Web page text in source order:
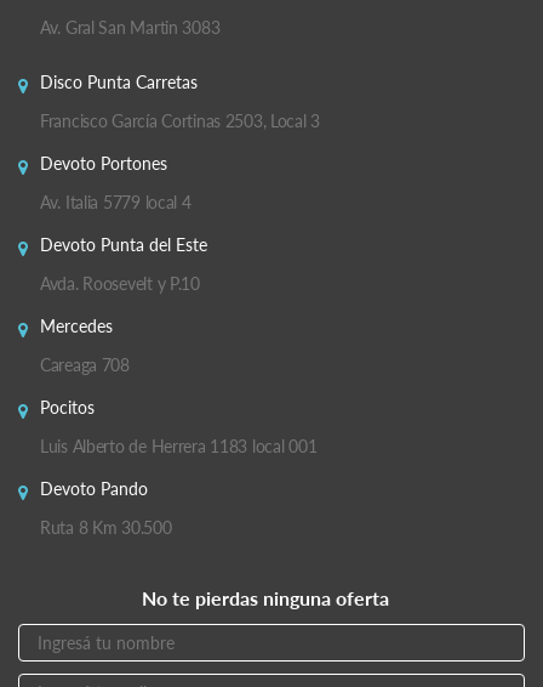
Av. Gral San Martin 3083
Disco Punta Carretas
Francisco García Cortinas 2503, Local 3
Devoto Portones
Av. Italia 5779 local 4
Devoto Punta del Este
Avda. Roosevelt y P.10
Mercedes
Careaga 708
Pocitos
Luis Alberto de Herrera 1183 local 001
Devoto Pando
Ruta 8 Km 30.500
No te pierdas ninguna oferta